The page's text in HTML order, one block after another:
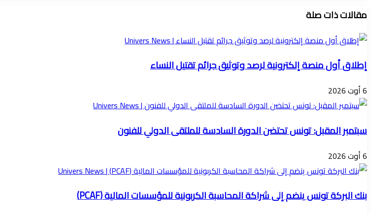
مقالات ذات صلة
إطلاق أول منصة إلكترونية لرصد وتوثيق جرائم تقتيل النساء
6 أوت 2026
سبتمبر المقبل: تونس تحتضن الدورة السادسة للملتقى الدولي للفنون
6 أوت 2026
بنك البركة تونس ينضم إلى شراكة المحاسبة الكربونية للمؤسسات المالية (PCAF)